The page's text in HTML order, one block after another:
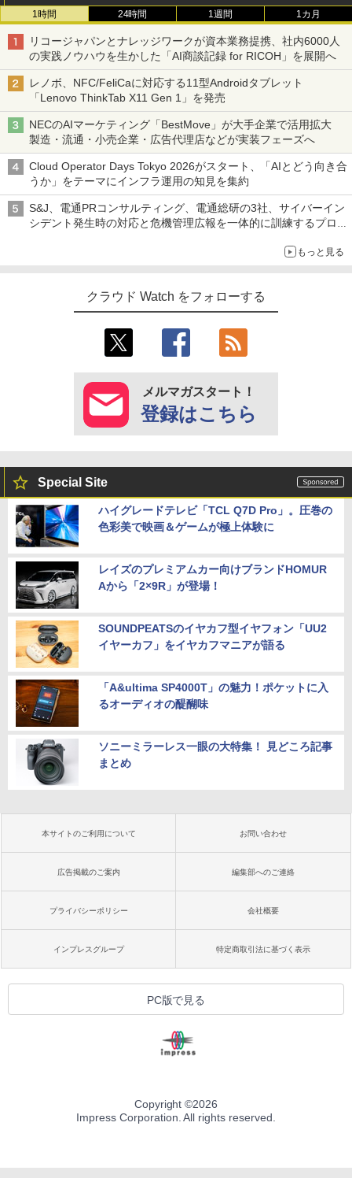
1時間 24時間 1週間 1カ月
リコージャパンとナレッジワークが資本業務提携、社内6000人
の実践ノウハウを生かした「AI商談記録 for RICOH」を展開へ
レノボ、NFC/FeliCaに対応する11型Androidタブレット
「Lenovo ThinkTab X11 Gen 1」を発売
NECのAIマーケティング「BestMove」が大手企業で活用拡大
製造・流通・小売企業・広告代理店などが実装フェーズへ
Cloud Operator Days Tokyo 2026がスタート、「AIとどう向き合
うか」をテーマにインフラ運用の知見を集約
S&J、電通PRコンサルティング、電通総研の3社、サイバーイン
シデント発生時の対応と危機管理広報を一体的に訓練するプログ
もっと見る
クラウド Watch をフォローする
メルマガスタート！
登録はこちら
Special Site
ハイグレードテレビ「TCL Q7D Pro」。圧巻の
色彩美で映画＆ゲームが極上体験に
レイズのプレミアムカー向けブランドHOMUR
Aから「2×9R」が登場！
SOUNDPEATSのイヤカフ型イヤフォン「UU2
イヤーカフ」をイヤカフマニアが語る
「A&ultima SP4000T」の魅力！ポケットに入
るオーディオの醍醐味
ソニーミラーレス一眼の大特集！ 見どころ記事
まとめ
本サイトのご利用について お問い合わせ
広告掲載のご案内 編集部へのご連絡
プライバシーポリシー 会社概要
インプレスグループ 特定商取引法に基づく表示
PC版で見る
Copyright ©2026
Impress Corporation. All rights reserved.